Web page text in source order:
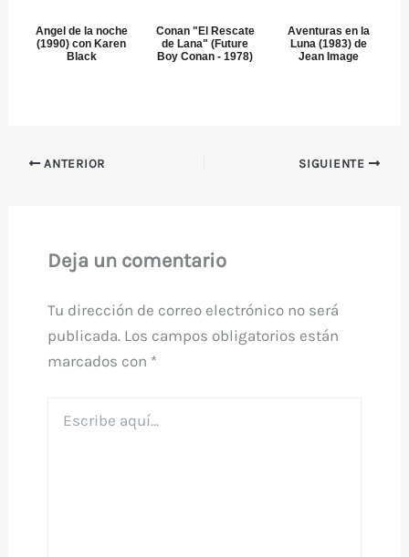
Angel de la noche
(1990) con Karen
Black
Conan "El Rescate
de Lana" (Future
Boy Conan - 1978)
Aventuras en la
Luna (1983) de
Jean Image
ANTERIOR SIGUIENTE
Deja un comentario
Tu dirección de correo electrónico no será
publicada. Los campos obligatorios están
marcados con *
aquí...